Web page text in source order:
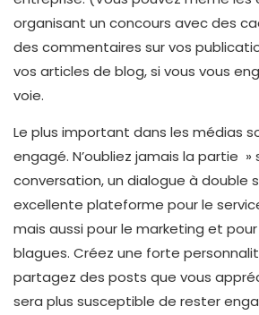
organisant un concours avec des
des commentaires sur vos
vos articles de blog, si vous vous
voie.
Le plus important dans les médias
engagé. N’oubliez jamais la partie »
conversation, un dialogue à double
excellente plateforme pour le
mais aussi pour le marketing et
blagues. Créez une forte
partagez des posts que vous
sera plus susceptible de rester